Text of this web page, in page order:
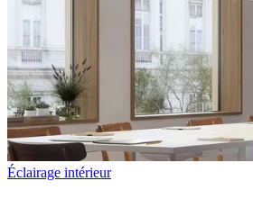
Éclairage intérieur